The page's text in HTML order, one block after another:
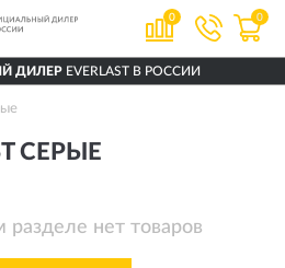
0 0
ДИЛЕР EVERLAST В РОССИИ
СЕРЫЕ
разделе нет товаров